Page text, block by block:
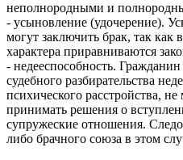
неполнородными и
- усыновление (удочерение).
могут заключить брак, так
характера приравниваются
- недееспособность.
судебного разбирательства
психического расстройства,
принимать решения о
супружеские отношения.
либо брачного союза в этом